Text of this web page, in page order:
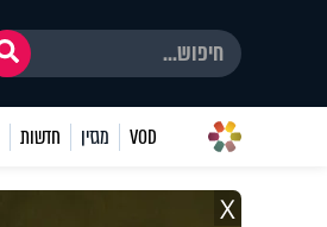
VOD מגזין חדשות
X